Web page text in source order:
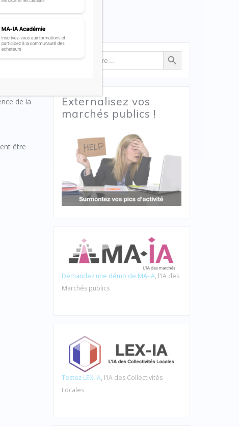
de la
être
for:
Search Button
Externalisez vos
marchés publics !
Demandez une démo de MA-IA, l'IA des
Marchés publics
Testez LEX-IA, l'IA des Collectivités
Locales